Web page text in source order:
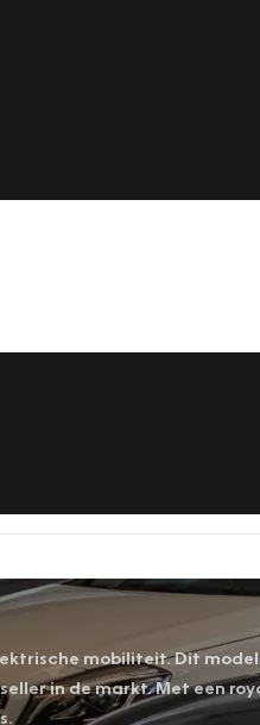
mobiliteit. Dit
in de markt. Met een